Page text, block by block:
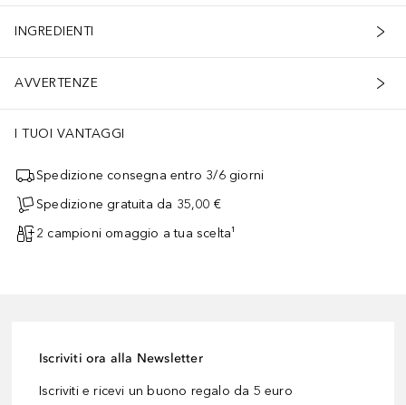
INGREDIENTI
AVVERTENZE
I TUOI VANTAGGI
Spedizione consegna entro 3/6 giorni
Spedizione gratuita da 35,00 €
2 campioni omaggio a tua scelta¹
Iscriviti ora alla Newsletter
Iscriviti e ricevi un buono regalo da 5 euro